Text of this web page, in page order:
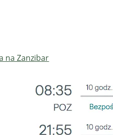
na Zanzibar